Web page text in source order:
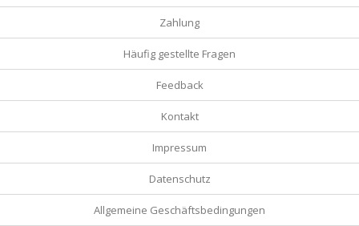
Zahlung
Häufig gestellte Fragen
Feedback
Kontakt
Impressum
Datenschutz
Allgemeine Geschäftsbedingungen